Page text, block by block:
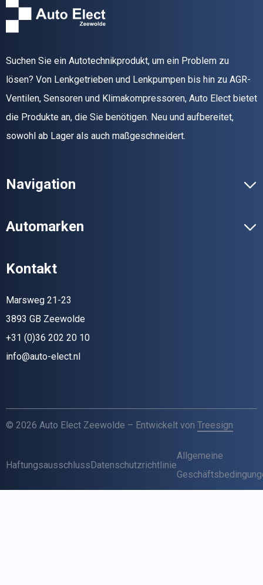
Suchen Sie ein Autotechnikprodukt, um ein Problem zu
lösen? Von Lenkgetrieben und Lenkpumpen bis hin zu AGR-
Ventilen, Sensoren und Klimakompressoren, Auto Elect bietet
die Produkte an, die Sie benötigen. Neu und aufbereitet,
sowohl ab Lager als auch maßgeschneidert.
Navigation
Automarken
Kontakt
Marsweg 21-23
3893 GB Zeewolde
+31 (0)36 202 20 10
info@auto-elect.nl
© 2026 Auto Elect Zeewolde – Entwickelt von Treesign
Haftungsausschluss Datenschutzrichtlinie
Allgemeine